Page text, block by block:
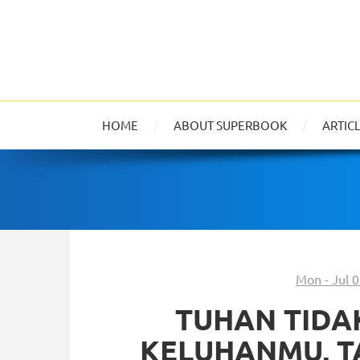
HOME ABOUT SUPERBOOK
Mon - Jul
TUHAN
KELUHANMU,